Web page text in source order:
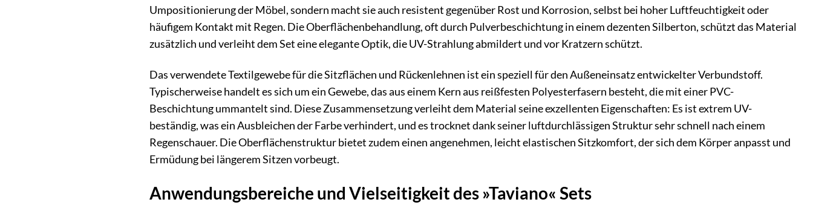
Umpositionierung der Möbel, sondern macht sie auch resistent gegenüber Rost und Korrosion, selbst bei hoher Luftfeuchtigkeit oder
häufigem Kontakt mit Regen. Die Oberflächenbehandlung, oft durch Pulverbeschichtung in einem dezenten Silberton, schützt das Material
zusätzlich und verleiht dem Set eine elegante Optik, die UV-Strahlung abmildert und vor Kratzern schützt.
Das verwendete Textilgewebe für die Sitzflächen und Rückenlehnen ist ein speziell für den Außeneinsatz entwickelter Verbundstoff.
Typischerweise handelt es sich um ein Gewebe, das aus einem Kern aus reißfesten Polyesterfasern besteht, die mit einer PVC-
Beschichtung ummantelt sind. Diese Zusammensetzung verleiht dem Material seine exzellenten Eigenschaften: Es ist extrem UV-
beständig, was ein Ausbleichen der Farbe verhindert, und es trocknet dank seiner luftdurchlässigen Struktur sehr schnell nach einem
Regenschauer. Die Oberflächenstruktur bietet zudem einen angenehmen, leicht elastischen Sitzkomfort, der sich dem Körper anpasst und
Ermüdung bei längerem Sitzen vorbeugt.
Anwendungsbereiche und Vielseitigkeit des »Taviano« Sets